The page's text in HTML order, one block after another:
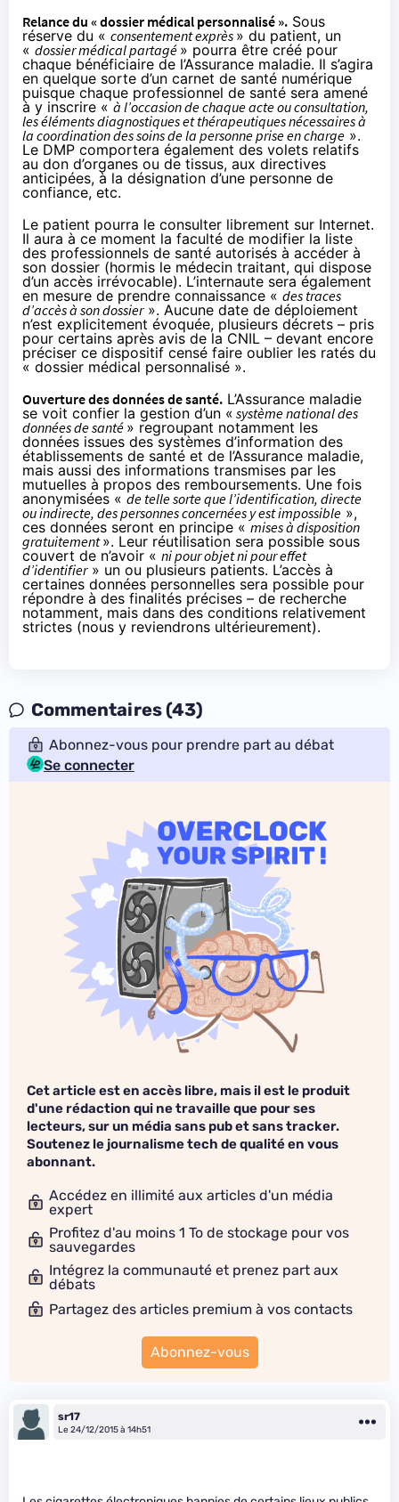
Relance du « dossier médical personnalisé ». Sous
réserve du « consentement exprès » du patient, un
« dossier médical partagé » pourra être créé pour
chaque bénéficiaire de l’Assurance maladie. Il s’agira
en quelque sorte d’un carnet de santé numérique
puisque chaque professionnel de santé sera amené
à y inscrire «à l’occasion de chaque acte ou consultation,
les éléments diagnostiques et thérapeutiques nécessaires à
la coordination des soins de la personne prise en charge ».
Le DMP comportera également des volets relatifs
au don d’organes ou de tissus, aux directives
anticipées, à la désignation d’une personne de
confiance, etc.
Le patient pourra le consulter librement sur Internet.
Il aura à ce moment la faculté de modifier la liste
des professionnels de santé autorisés à accéder à
son dossier (hormis le médecin traitant, qui dispose
d’un accès irrévocable). L’internaute sera également
en mesure de prendre connaissance « des traces
d’accès à son dossier». Aucune date de déploiement
n’est explicitement évoquée, plusieurs décrets – pris
pour certains après avis de la CNIL – devant encore
préciser ce dispositif censé faire oublier les ratés du
« dossier médical personnalisé ».
Ouverture des données de santé. L’Assurance maladie
se voit confier la gestion d’un « système national des
données de santé » regroupant notamment les
données issues des systèmes d’information des
établissements de santé et de l’Assurance maladie,
mais aussi des informations transmises par les
mutuelles à propos des remboursements. Une fois
anonymisées « de telle sorte que l’identification, directe
ou indirecte, des personnes concernées y est impossible »,
ces données seront en principe « mises à disposition
gratuitement». Leur réutilisation sera possible sous
couvert de n’avoir « ni pour objet ni pour effet
d’identifier» un ou plusieurs patients. L’accès à
certaines données personnelles sera possible pour
répondre à des finalités précises – de recherche
notamment, mais dans des conditions relativement
strictes (nous y reviendrons ultérieurement).
Commentaires (43)
Abonnez-vous pour prendre part au débat
Se connecter
Cet article est en accès libre, mais il est le produit
d'une rédaction qui ne travaille que pour ses
lecteurs, sur un média sans pub et sans tracker.
Soutenez le journalisme tech de qualité en vous
abonnant.
Accédez en illimité aux articles d'un média
expert
Profitez d'au moins 1 To de stockage pour vos
sauvegardes
Intégrez la communauté et prenez part aux
débats
Partagez des articles premium à vos contacts
Abonnez-vous
sr17
Le 24/12/2015 à 14h51